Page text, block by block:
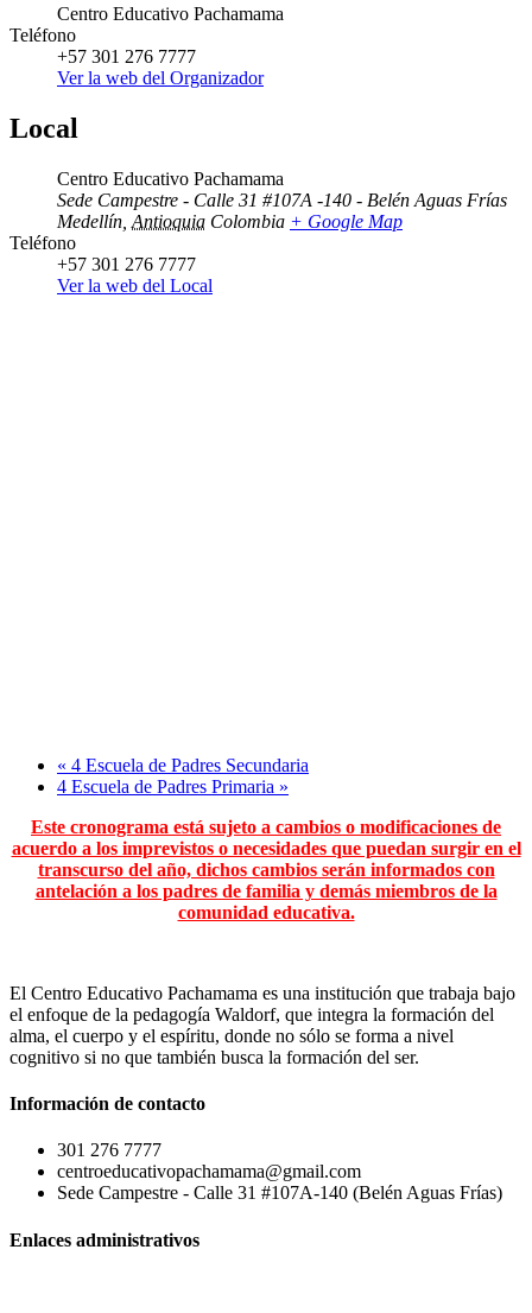
Centro Educativo Pachamama
Teléfono
+57 301 276 7777
Ver la web del Organizador
Local
Centro Educativo Pachamama
Sede Campestre - Calle 31 #107A -140 - Belén Aguas Frías
Medellín Antioquia Colombia + Google Map
Teléfono
+57 301 276 7777
Ver la web del Local
« 4 Escuela de Padres Secundaria
4 Escuela de Padres Primaria »
Este cronograma está sujeto a cambios o modificaciones de
acuerdo a los imprevistos o necesidades que puedan surgir en el
transcurso del año, dichos cambios serán informados con
antelación a los padres de familia y demás miembros de la
comunidad educativa.
El Centro Educativo Pachamama es una institución que trabaja bajo
el enfoque de la pedagogía Waldorf, que integra la formación del
alma, el cuerpo y el espíritu, donde no sólo se forma a nivel
cognitivo si no que también busca la formación del ser.
Información de contacto
301 276 7777
centroeducativopachamama@gmail.com
Sede Campestre - Calle 31 #107A-140 (Belén Aguas Frías)
Enlaces administrativos